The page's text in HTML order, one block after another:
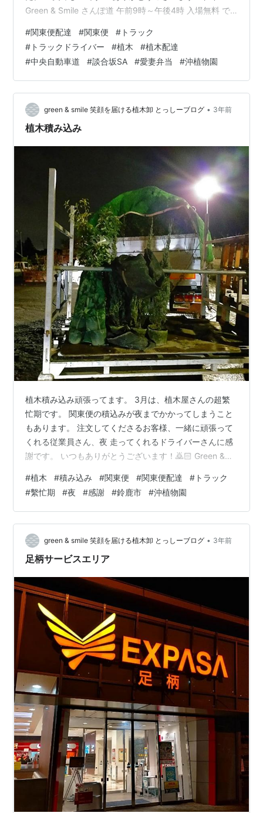
Green & Smile さんぽ道 午前9時～午後4時 入場無料 で
ぽ道 Twitterhttps://twitter.com/suzuka_lovely28 株式会
社 沖植物園 ホームページ
http://www.mecha.ne.jp/~okisyoku/ Green & Smile さん
ぽ道 ホー…
#関東便配達 #関東便 # トラック
# トラックドライバー #植木 #植木配達
#中央自動車道 #談合坂SA #愛妻弁当 #沖植物園
green & smile 笑顔を届ける植木卸 とっしーブログ • 3年前
植木積み込み
植木積み込み頑張ってます。 3月は、植木屋さんの超繁
忙期です。 関東便の積込みが夜までかかってしまうこと
もあります。 注文してくださるお客様、一緒に頑張って
くれる従業員さん、夜 走ってくれるドライバーさんに感
謝です。 いつもありがとうございます！🙇🏻 Green &
由にお入りくださいね！(^^) Green & Smile さんぽ道
Twitterhttps://twitter.com/suzuka_lovely28 株式会社 沖
植物園 ホームページ
http://www.mecha.ne.jp/~okisyoku/ Green &…
#植木 #積み込み #関東便 #関東便配達 # トラック
#繫忙期 #夜 #感謝 #鈴鹿市 #沖植物園
green & smile 笑顔を届ける植木卸 とっしーブログ • 3年前
足柄サービスエリア